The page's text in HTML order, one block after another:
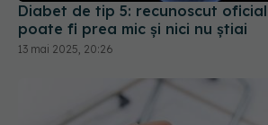
Diabet de tip 5: recunoscut
poate fi prea mic și nici nu știai
13 mai 2025, 20:26